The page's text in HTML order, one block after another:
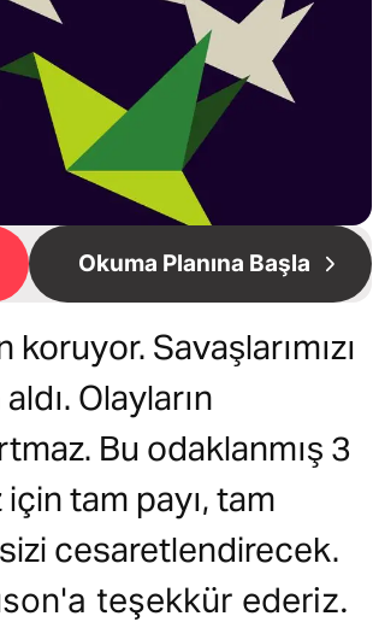
Okuma Planına Başla
Savaşlarımızı
Olayların
Bu odaklanmış 3
için tam payı, tam
cesaretlendirecek.
teşekkür ederiz.